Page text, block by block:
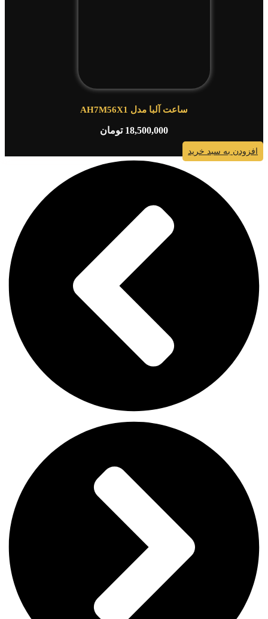
ساعت آلبا مدل AH7M56X1
18,500,000 تومان
افزودن به سبد خرید